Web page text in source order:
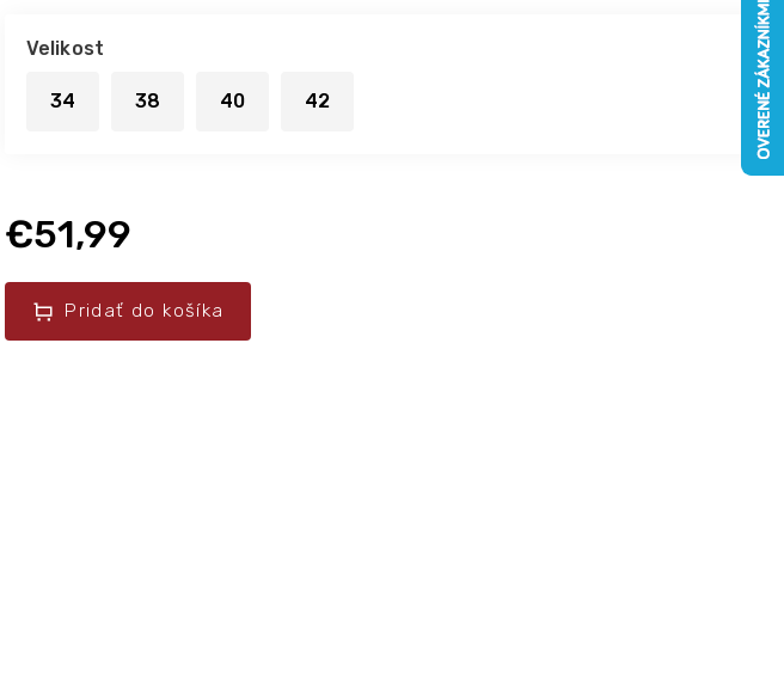
€51,99
Pridať do košíka
Velikost
34 38 40 42